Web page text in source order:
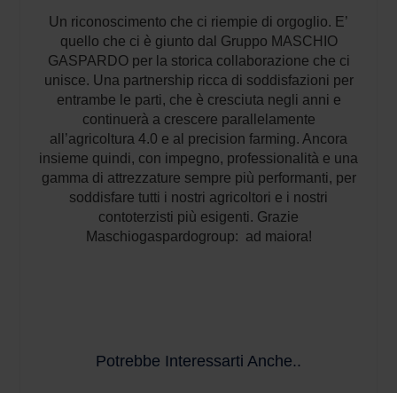
Un riconoscimento che ci riempie di orgoglio. E’
quello che ci è giunto dal Gruppo MASCHIO
GASPARDO per la storica collaborazione che ci
unisce. Una partnership ricca di soddisfazioni per
entrambe le parti, che è cresciuta negli anni e
continuerà a crescere parallelamente
all’agricoltura 4.0 e al precision farming. Ancora
insieme quindi, con impegno, professionalità e una
gamma di attrezzature sempre più performanti, per
soddisfare tutti i nostri agricoltori e i nostri
contoterzisti più esigenti. Grazie
Maschiogaspardogroup: ad maiora!
Potrebbe Interessarti Anche..